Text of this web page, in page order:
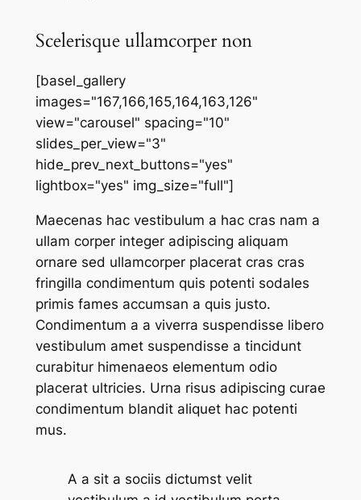
Scelerisque ullamcorper non
[basel_gallery
images="167,166,165,164,163,126"
view="carousel" spacing="10"
slides_per_view="3"
hide_prev_next_buttons="yes"
lightbox="yes" img_size="full"]
Maecenas hac vestibulum a hac cras nam a
ullam corper integer adipiscing aliquam
ornare sed ullamcorper placerat cras cras
fringilla condimentum quis potenti sodales
primis fames accumsan a quis justo.
Condimentum a a viverra suspendisse libero
vestibulum amet suspendisse a tincidunt
curabitur himenaeos elementum odio
placerat ultricies. Urna risus adipiscing curae
condimentum blandit aliquet hac potenti
mus.
A a sit a sociis dictumst velit